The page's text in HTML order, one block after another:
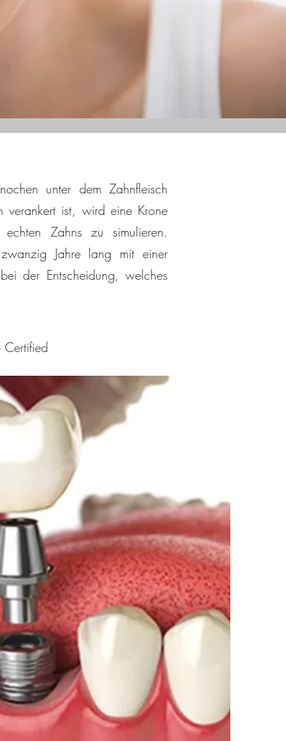
unter dem Zahnfleisch
ist, wird eine Krone
Zahns zu simulieren.
Jahre lang mit einer
der Entscheidung, welches